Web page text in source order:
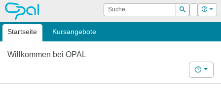
OPAL Suche
Suchen
Login Hilfe
Startseite Kursangebote
Willkommen bei OPAL
Hilfe